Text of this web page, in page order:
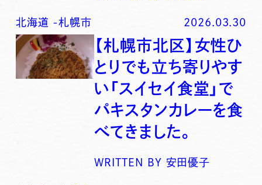
北海道 -札幌市 2026.03.30
【札幌市北区】女性ひ
とりでも立ち寄りやす
い「スイセイ食堂」で
パキスタンカレーを食
べてきました。
WRITTEN BY 安田優子